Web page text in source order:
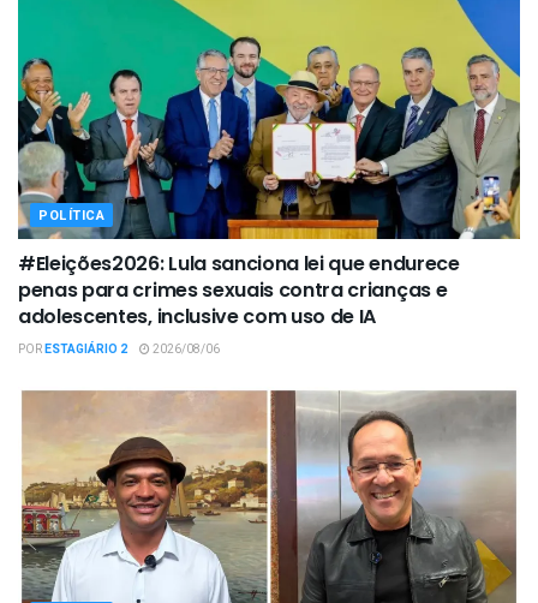
POLÍTICA
#Eleições2026: Lula sanciona lei que endurece
penas para crimes sexuais contra crianças e
adolescentes, inclusive com uso de IA
PORESTAGIÁRIO 2 2026/08/06